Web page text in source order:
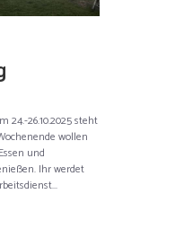
24.-26.10.2025 steht
wollen
und
Ihr werdet